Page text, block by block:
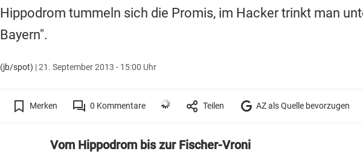
Hippodrom tummeln sich die Promis, im Hacker trinkt man
Bayern".
(jb/spot) |21. September 2013 - 15:00 Uhr
Merken 0 Kommentare Teilen AZ als Quelle bevorzugen
Vom Hippodrom bis zur Fischer-Vroni